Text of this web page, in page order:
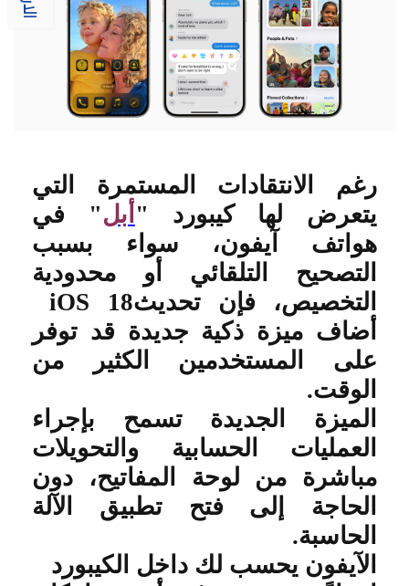
رغم الانتقادات المستمرة التي
يتعرض لها كيبورد
"أبل "
في
هواتف آيفون، سواء بسبب
التصحيح التلقائي أو محدودية
التخصيص، فإن تحديثiOS 18
أضاف ميزة ذكية جديدة قد توفر
على المستخدمين الكثير من
الوقت.
الميزة الجديدة تسمح بإجراء
العمليات الحسابية والتحويلات
مباشرة من لوحة المفاتيح، دون
الحاجة إلى فتح تطبيق الآلة
الحاسبة.
الآيفون يحسب لك داخل الكيبورد